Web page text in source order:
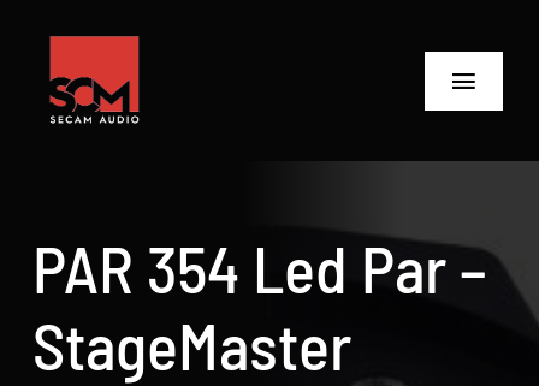
content
Toggle
Biz Kimiz
Neler Yaptık
PAR 354 Led Par –
StageMaster